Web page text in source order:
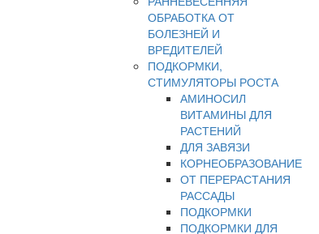
ОБРАБОТКА ОТ
БОЛЕЗНЕЙ И
ВРЕДИТЕЛЕЙ
ПОДКОРМКИ,
СТИМУЛЯТОРЫ РОСТА
АМИНОСИЛ
ВИТАМИНЫ ДЛЯ
РАСТЕНИЙ
ДЛЯ ЗАВЯЗИ
КОРНЕОБРАЗОВАНИЕ
ОТ ПЕРЕРАСТАНИЯ
РАССАДЫ
ПОДКОРМКИ
ПОДКОРМКИ ДЛЯ